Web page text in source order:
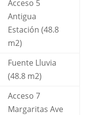
Acceso 5
Antigua
Estación (48.8
m2)
Fuente Lluvia
(48.8 m2)
Acceso 7
Margaritas Ave